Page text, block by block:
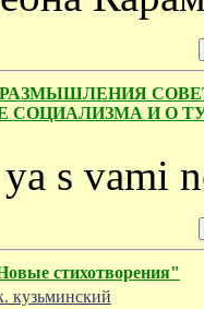
- РАЗМЫШЛЕНИЯ
СОЦИАЛИЗМА И О
s vami
стихотворения"
кузьминский